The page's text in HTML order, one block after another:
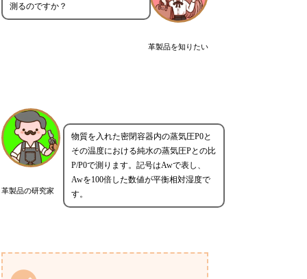
革製品を知りたい
測るのですか？
革製品の研究家
物質を入れた密閉容器内の蒸気圧P0と
その温度における純水の蒸気圧Pとの比
P/P0で測ります。記号はAwで表し、
Awを100倍した数値が平衡相対湿度で
す。